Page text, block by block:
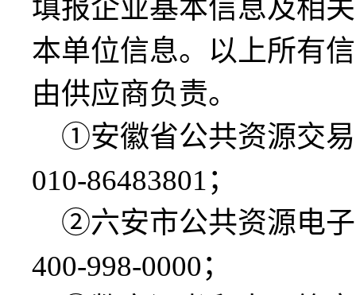
填报企业基本信息及相
本单位信息。以上所有
由供应商负责。
①安徽省公共资源交
010-86483801；
②六安市公共资源电
400-998-0000；